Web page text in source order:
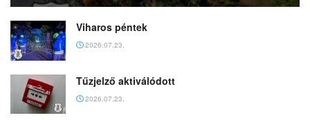
Viharos péntek
2026.07.23.
Tűzjelző aktiválódott
2026.07.23.